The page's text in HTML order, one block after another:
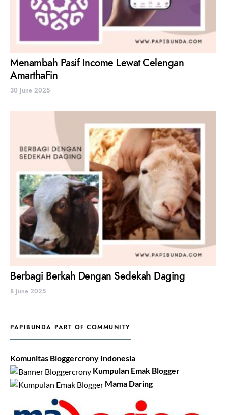
Menambah Pasif Income Lewat Celengan
AmarthaFin
30 June 2025
Berbagi Berkah Dengan Sedekah Daging
8 June 2025
PAPIBUNDA PART OF COMMUNITY
Komunitas Bloggercrony Indonesia
Kumpulan Emak Blogger
Mama Daring